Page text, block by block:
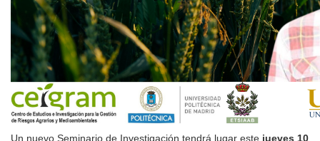
Un nuevo Seminario de Investigación tendrá lugar este jueves 10